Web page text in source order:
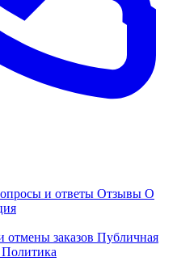
и ответы Отзывы О
отмены заказов Публичная
Политика